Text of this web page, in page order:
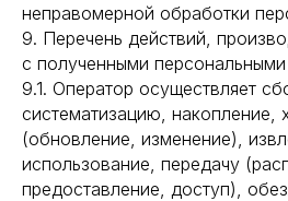
неправомерной обработки
9. Перечень действий,
с полученными
9.1. Оператор осуществляет
систематизацию, накопление,
(обновление, изменение),
использование, передачу
предоставление, доступ),